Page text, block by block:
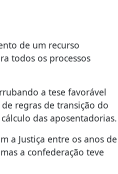
de um recurso
todos os processos
a tese favorável
regras de transição do
das aposentadorias.
a Justiça entre os anos de
a confederação teve